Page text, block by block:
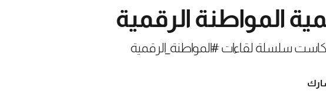
المواطنة الرقمية
سلسلة لقاءات #المواطنة_الرقمية